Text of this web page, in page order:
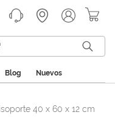
Blog Nuevos
40 x 60 x 12 cm